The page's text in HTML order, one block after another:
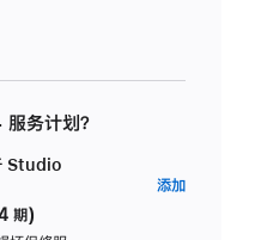
务计划？
Studio
期)
添加